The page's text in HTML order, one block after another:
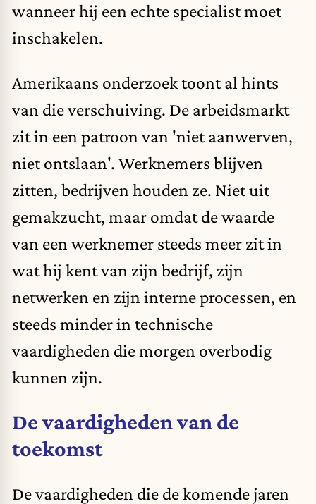
wanneer hij een echte specialist moet
inschakelen.
Amerikaans onderzoek toont al hints
van die verschuiving. De arbeidsmarkt
zit in een patroon van 'niet aanwerven,
niet ontslaan'. Werknemers blijven
zitten, bedrijven houden ze. Niet uit
gemakzucht, maar omdat de waarde
van een werknemer steeds meer zit in
wat hij kent van zijn bedrijf, zijn
netwerken en zijn interne processen, en
steeds minder in technische
vaardigheden die morgen overbodig
kunnen zijn.
De vaardigheden van de
toekomst
De vaardigheden die de komende jaren